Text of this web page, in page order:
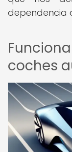
dependencia
coches